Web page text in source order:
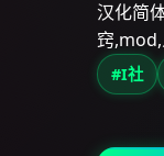
汉化简
窍
#I社